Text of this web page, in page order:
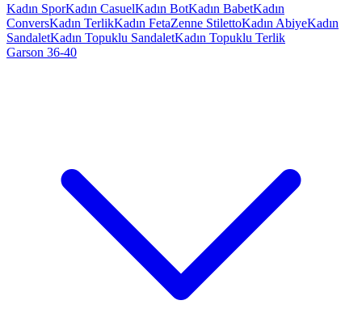
Kadın SporKadın CasuelKadın BotKadın BabetKadın
ConversKadın TerlikKadın FetaZenne StilettoKadın AbiyeKadın
SandaletKadın Topuklu SandaletKadın Topuklu Terlik
Garson 36-40